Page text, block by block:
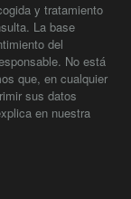
y tratamiento
La base
del
No está
que, en cualquier
sus datos
en nuestra